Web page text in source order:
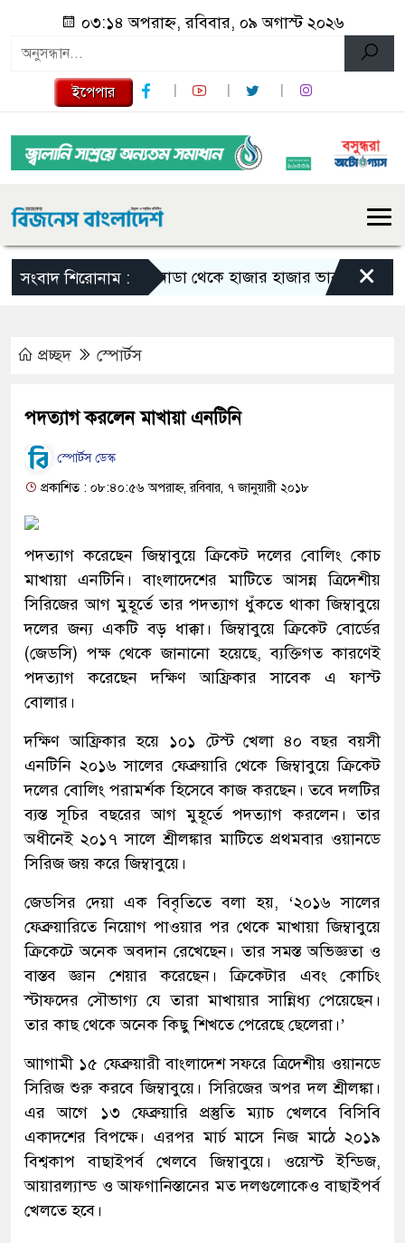
০৩:১৪ অপরাহ্ন, রবিবার, ০৯ অগাস্ট ২০২৬
ইপেপার
সংবাদ শিরোনাম :কানাডা থেকে হাজার হাজার ভারতীয় নাগরিক
×
প্রচ্ছদ স্পোর্টস
পদত্যাগ করলেন মাখায়া এনটিনি
স্পোর্টস ডেস্ক
প্রকাশিত : ০৮:৪০:৫৬ অপরাহ্ন, রবিবার, ৭ জানুয়ারী ২০১৮
পদত্যাগ করেছেন জিম্বাবুয়ে ক্রিকেট দলের বোলিং কোচ
মাখায়া এনটিনি। বাংলাদেশের মাটিতে আসন্ন ত্রিদেশীয়
সিরিজের আগ মুহূর্তে তার পদত্যাগ ধুঁকতে থাকা জিম্বাবুয়ে
দলের জন্য একটি বড় ধাক্কা। জিম্বাবুয়ে ক্রিকেট বোর্ডের
(জেডসি) পক্ষ থেকে জানানো হয়েছে, ব্যক্তিগত কারণেই
পদত্যাগ করেছেন দক্ষিণ আফ্রিকার সাবেক এ ফাস্ট
বোলার।
দক্ষিণ আফ্রিকার হয়ে ১০১ টেস্ট খেলা ৪০ বছর বয়সী
এনটিনি ২০১৬ সালের ফেব্রুয়ারি থেকে জিম্বাবুয়ে ক্রিকেট
দলের বোলিং পরামর্শক হিসেবে কাজ করছেন। তবে দলটির
ব্যস্ত সূচির বছরের আগ মুহূর্তে পদত্যাগ করলেন। তার
অধীনেই ২০১৭ সালে শ্রীলঙ্কার মাটিতে প্রথমবার ওয়ানডে
সিরিজ জয় করে জিম্বাবুয়ে।
জেডসির দেয়া এক বিবৃতিতে বলা হয়, ‘২০১৬ সালের
ফেব্রুয়ারিতে নিয়োগ পাওয়ার পর থেকে মাখায়া জিম্বাবুয়ে
ক্রিকেটে অনেক অবদান রেখেছেন। তার সমস্ত অভিজ্ঞতা ও
বাস্তব জ্ঞান শেয়ার করেছেন। ক্রিকেটার এবং কোচিং
স্টাফদের সৌভাগ্য যে তারা মাখায়ার সান্নিধ্য পেয়েছেন।
তার কাছ থেকে অনেক কিছু শিখতে পেরেছে ছেলেরা।’
আাগামী ১৫ ফেব্রুয়ারী বাংলাদেশ সফরে ত্রিদেশীয় ওয়ানডে
সিরিজ শুরু করবে জিম্বাবুয়ে। সিরিজের অপর দল শ্রীলঙ্কা।
এর আগে ১৩ ফেব্রুয়ারি প্রস্তুতি ম্যাচ খেলবে বিসিবি
একাদশের বিপক্ষে। এরপর মার্চ মাসে নিজ মাঠে ২০১৯
বিশ্বকাপ বাছাইপর্ব খেলবে জিম্বাবুয়ে। ওয়েস্ট ইন্ডিজ,
আয়ারল্যান্ড ও আফগানিস্তানের মত দলগুলোকেও বাছাইপর্ব
খেলতে হবে।